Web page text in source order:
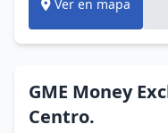
Ver en mapa
GME Money
Centro.